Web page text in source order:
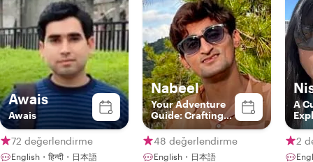
Awais
Awais
72 değerlendirme
English・हिन्दी・日本語
Nabeel
Your Adventure
Guide: Crafting
Unforgettable
Experiences in
Hiroshima:)
48 değerlendirme
English・日本語
A
2